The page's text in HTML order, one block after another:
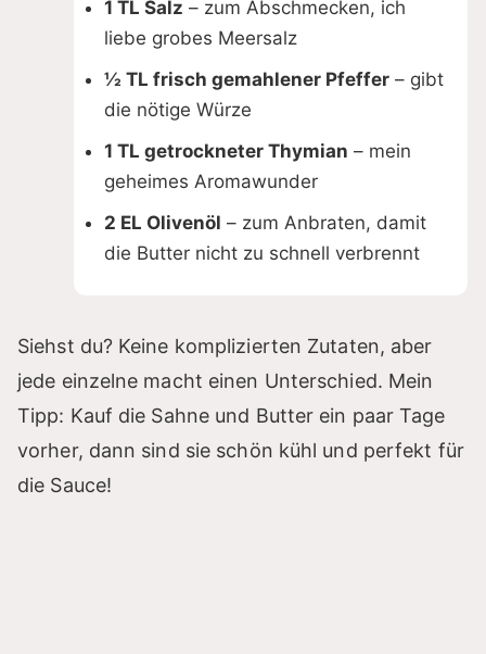
1 TL Salz – zum Abschmecken, ich
liebe grobes Meersalz
½ TL frisch gemahlener Pfeffer – gibt
die nötige Würze
1 TL getrockneter Thymian – mein
geheimes Aromawunder
2 EL Olivenöl – zum Anbraten, damit
die Butter nicht zu schnell verbrennt
Siehst du? Keine komplizierten Zutaten, aber
jede einzelne macht einen Unterschied. Mein
Tipp: Kauf die Sahne und Butter ein paar Tage
vorher, dann sind sie schön kühl und perfekt für
die Sauce!